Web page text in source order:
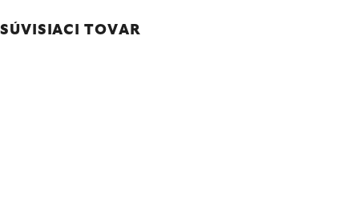
SÚVISIACI TOVAR